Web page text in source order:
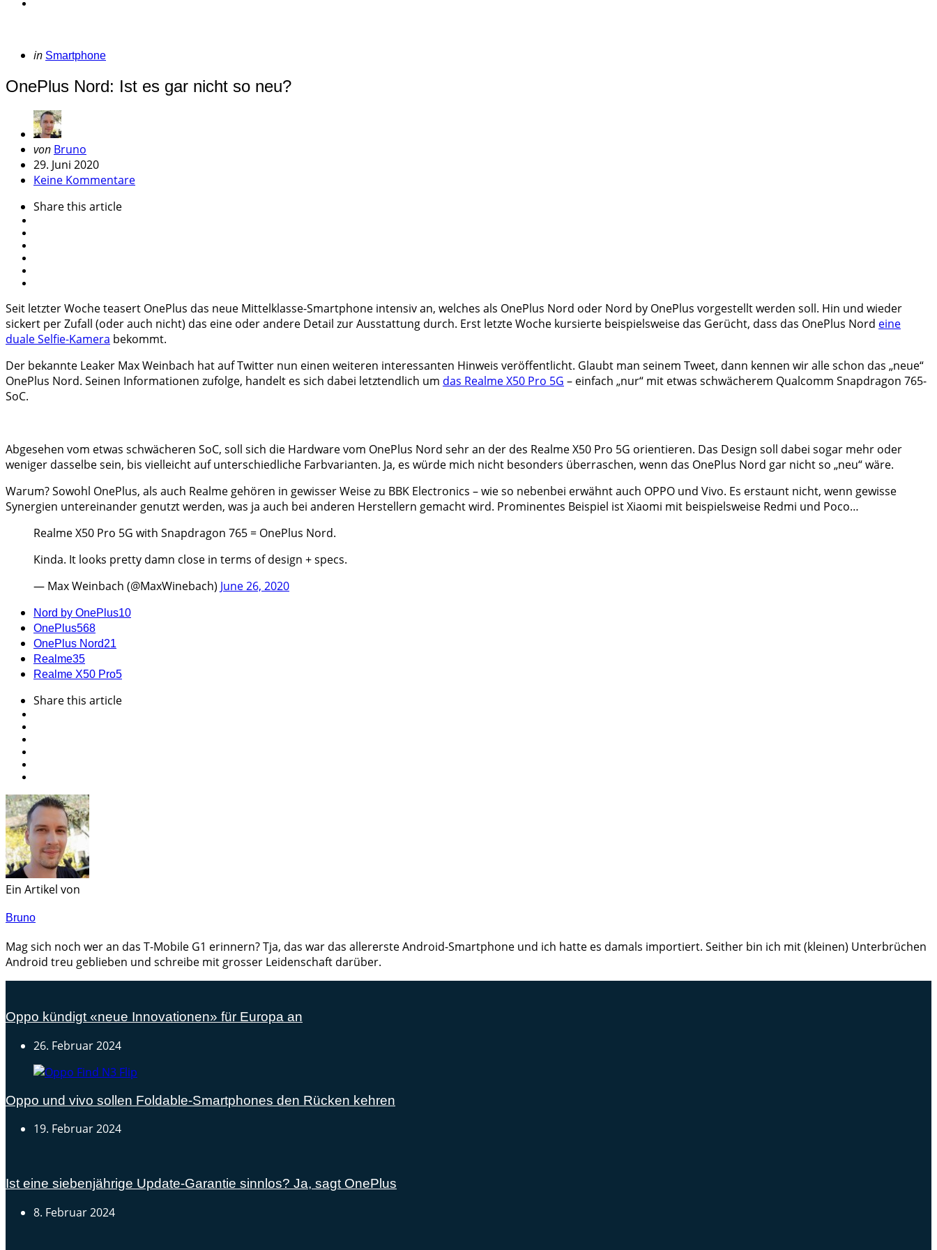
Categories
Posted
in Smartphone
OnePlus Nord: Ist es gar nicht so neu?
Geschrieben
von
von Bruno
29. Juni 2020
Keine Kommentare
Sharethis article
Seit letzter Woche teasert OnePlus das neue Mittelklasse-Smartphone intensiv an, welches als OnePlus Nord oder Nord by OnePlus vorgestellt werden soll. Hin und wieder
sickert per Zufall (oder auch nicht) das eine oder andere Detail zur Ausstattung durch. Erst letzte Woche kursierte beispielsweise das Gerücht, dass das OnePlus Nord eine
duale Selfie-Kamera bekommt.
Der bekannte Leaker Max Weinbach hat auf Twitter nun einen weiteren interessanten Hinweis veröffentlicht. Glaubt man seinem Tweet, dann kennen wir alle schon das „neue“
OnePlus Nord. Seinen Informationen zufolge, handelt es sich dabei letztendlich um das Realme X50 Pro 5G – einfach „nur“ mit etwas schwächerem Qualcomm Snapdragon 765-
SoC.
Abgesehen vom etwas schwächeren SoC, soll sich die Hardware vom OnePlus Nord sehr an der des Realme X50 Pro 5G orientieren. Das Design soll dabei sogar mehr oder
weniger dasselbe sein, bis vielleicht auf unterschiedliche Farbvarianten. Ja, es würde mich nicht besonders überraschen, wenn das OnePlus Nord gar nicht so „neu“ wäre.
Warum? Sowohl OnePlus, als auch Realme gehören in gewisser Weise zu BBK Electronics – wie so nebenbei erwähnt auch OPPO und Vivo. Es erstaunt nicht, wenn gewisse
Synergien untereinander genutzt werden, was ja auch bei anderen Herstellern gemacht wird. Prominentes Beispiel ist Xiaomi mit beispielsweise Redmi und Poco…
Realme X50 Pro 5G with Snapdragon 765 = OnePlus Nord.
Kinda. It looks pretty damn close in terms of design + specs.
— Max Weinbach (@MaxWinebach) June 26, 2020
Nord by OnePlus10
OnePlus568
OnePlus Nord21
Realme35
Realme X50 Pro5
Sharethis article
Ein Artikel von
Bruno
Mag sich noch wer an das T-Mobile G1 erinnern? Tja, das war das allererste Android-Smartphone und ich hatte es damals importiert. Seither bin ich mit (kleinen) Unterbrüchen
Android treu geblieben und schreibe mit grosser Leidenschaft darüber.
Oppo kündigt «neue Innovationen» für Europa an
26. Februar 2024
Oppo und vivo sollen Foldable-Smartphones den Rücken kehren
19. Februar 2024
Ist eine siebenjährige Update-Garantie sinnlos? Ja, sagt OnePlus
8. Februar 2024